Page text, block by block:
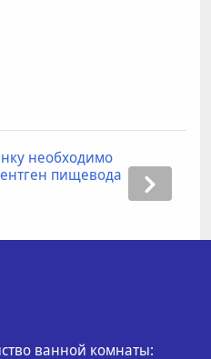
необходимо
пищевода
ванной комнаты: